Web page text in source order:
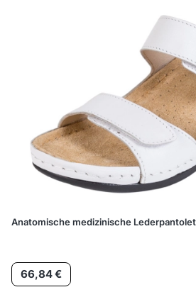
Anatomische medizinische
Preis
66,84 €